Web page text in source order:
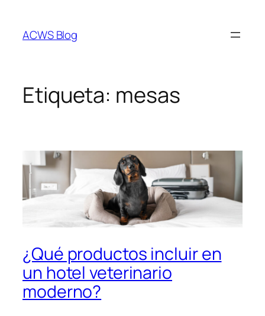
contenido
ACWS Blog
Etiqueta: mesas
¿Qué productos incluir en
un hotel veterinario
moderno?